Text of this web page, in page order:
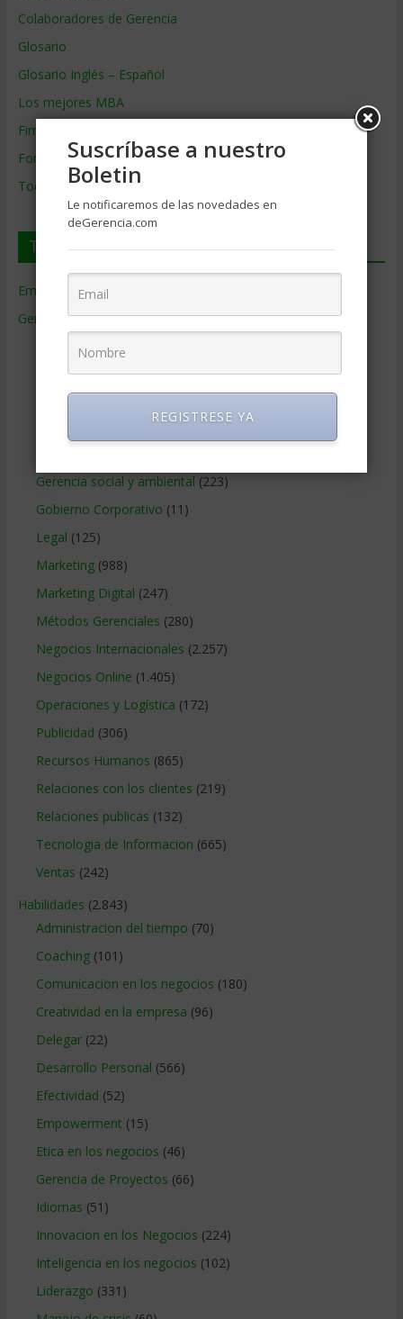
Colaboradores de Gerencia
Glosario
Glosario Inglés – Español
Los mejores MBA
Firmas de Gerencia
Formación de Gerencia
Todos los Temas
Temas de Gerencia
Empresas de Gerencia
Gerencia(9.477)
Contabilidad(466)
Educacion Gerencial(454)
Estrategia Empresarial(304)
Gerencia social y ambiental (223)
Gobierno Corporativo (11)
Legal (125)
Marketing(988)
Marketing Digital (247)
Métodos Gerenciales (280)
Negocios Internacionales (2.257)
Negocios Online (1.405)
Operaciones y Logística (172)
Publicidad (306)
Recursos Humanos (865)
Relaciones con los clientes (219)
Relaciones publicas (132)
Tecnologia de Informacion (665)
Ventas (242)
Habilidades (2.843)
Administracion del tiempo (70)
Coaching(101)
Comunicacion en los negocios (180)
Creatividad en la empresa (96)
Delegar(22)
Desarrollo Personal (566)
Efectividad (52)
Empowerment (15)
Etica en los negocios (46)
Gerencia de Proyectos (66)
Idiomas (51)
Innovacion en los Negocios (224)
Inteligencia en los negocios (102)
Liderazgo (331)
Suscríbase a nuestro
Boletin
Le notificaremos de las novedades en
deGerencia.com
REGISTRESE YA